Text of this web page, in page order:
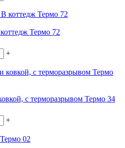
Термо 72
+
с терморазрывом Термо 34
+